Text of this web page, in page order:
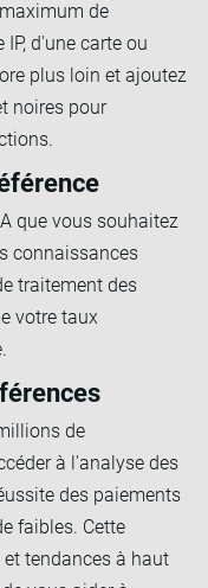
de
d'une carte ou
plus loin et ajoutez
noires pour
que vous souhaitez
connaissances
traitement des
votre taux
de
à l'analyse des
des paiements
faibles. Cette
tendances à haut